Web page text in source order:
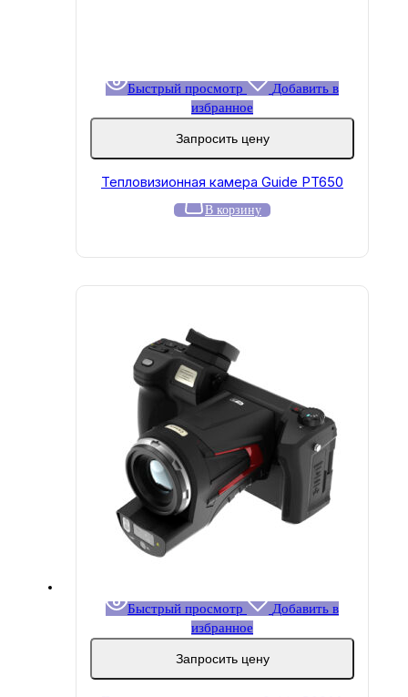
Быстрый просмотр
Добавить в
избранное
Запросить цену
Тепловизионная камера Guide PT650
В корзину
Быстрый просмотр
Добавить в
избранное
Запросить цену